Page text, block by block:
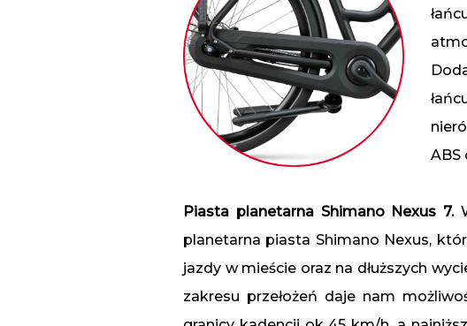
ABS
Piasta planetarna Shimano Nexus 7.
planetarna piasta Shimano Nexus,
jazdy w mieście oraz na dłuższych
zakresu przełożeń daje nam